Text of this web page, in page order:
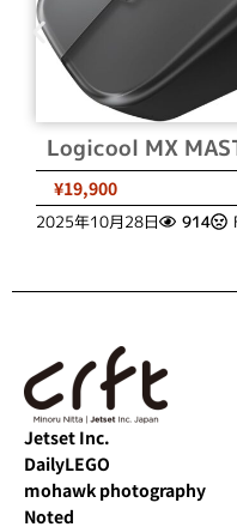
Logicool MX
¥19,900
2025年10月28日 914
Jetset Inc.
DailyLEGO
mohawk photography
Noted